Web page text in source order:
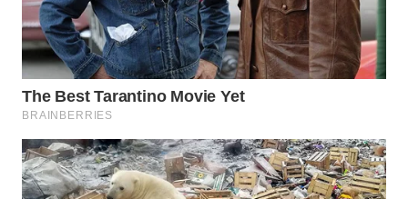
WN
INDRAMAYU
WN
KUNINGAN
WN
MAJALENGKA